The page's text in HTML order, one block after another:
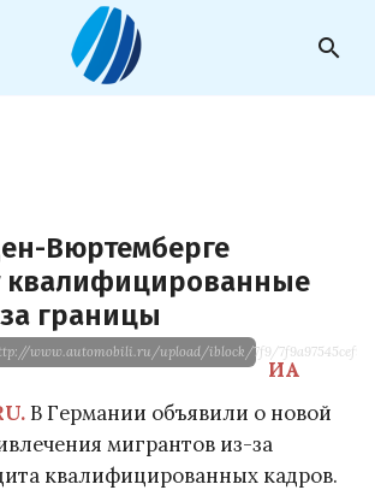
search
Вюртемберге
квалифицированные
границы
www.automobili.ru/upload/iblock/7f9/
ИА
В Германии объявили о новой
мигрантов из-за
квалифицированных кадров.